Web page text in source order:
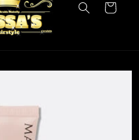
Warenkorb